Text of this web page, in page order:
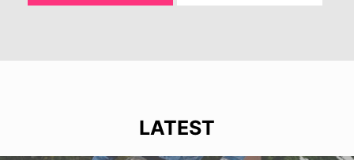
LATEST